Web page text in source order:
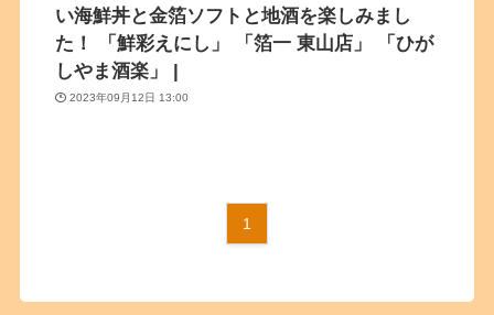
い海鮮丼と金箔ソフトと地酒を楽しみまし
た！ 「鮮彩えにし」 「箔一 東山店」 「ひが
しやま酒楽」 |
2023年09月12日 13:00
1